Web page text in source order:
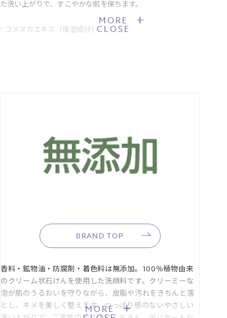
た洗い上がりで、すこやかな肌を保ちます。
* コメヌカエキス〔保湿成分〕
MORE
CLOSE
BRAND TOP
香料・鉱物油・防腐剤・着色料は無添加。100％植物由来
のクリーム状石けんを使用した洗顔料です。クリーミーな
泡が肌のうるおいを守りながら、皮脂や汚れをきちんと落
とし、キメを美しく整えます。つっぱり感のないやさしい
MORE